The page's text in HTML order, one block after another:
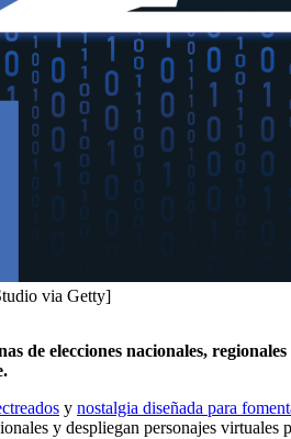
via Getty]
de elecciones nacionales,
y nostalgia diseñada para
y despliegan personajes virtuales